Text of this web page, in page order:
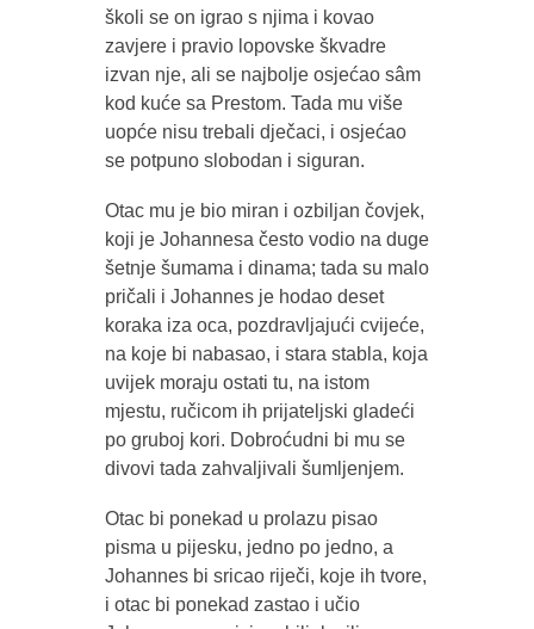
školi se on igrao s njima i kovao
zavjere i pravio lopovske škvadre
izvan nje, ali se najbolje osjećao sâm
kod kuće sa Prestom. Tada mu više
uopće nisu trebali dječaci, i osjećao
se potpuno slobodan i siguran.
Otac mu je bio miran i ozbiljan čovjek,
koji je Johannesa često vodio na duge
šetnje šumama i dinama; tada su malo
pričali i Johannes je hodao deset
koraka iza oca, pozdravljajući cvijeće,
na koje bi nabasao, i stara stabla, koja
uvijek moraju ostati tu, na istom
mjestu, ručicom ih prijateljski gladeći
po gruboj kori. Dobroćudni bi mu se
divovi tada zahvaljivali šumljenjem.
Otac bi ponekad u prolazu pisao
pisma u pijesku, jedno po jedno, a
Johannes bi sricao riječi, koje ih tvore,
i otac bi ponekad zastao i učio